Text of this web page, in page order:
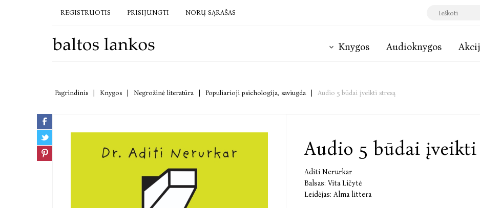
REGISTRUOTIS PRISIJUNGTI NORŲ SĄRAŠAS
Knygos Audioknygos
Pagrindinis Knygos Negrožinė literatūra Populiarioji psichologija, saviugda Audio 5 būdai įveikti stresą
Audio 5 būdai įveikti
Aditi Nerurkar
Balsas: Vita Ličytė
Leidėjas: Alma littera